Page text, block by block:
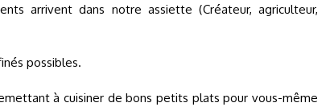
arrivent dans notre assiette (Créateur, agriculteur,
possibles.
à cuisiner de bons petits plats pour vous-même